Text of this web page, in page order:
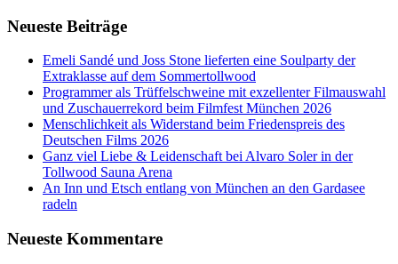
Neueste Beiträge
Emeli Sandé und Joss Stone lieferten eine Soulparty der
Extraklasse auf dem Sommertollwood
Programmer als Trüffelschweine mit exzellenter Filmauswahl
und Zuschauerrekord beim Filmfest München 2026
Menschlichkeit als Widerstand beim Friedenspreis des
Deutschen Films 2026
Ganz viel Liebe & Leidenschaft bei Alvaro Soler in der
Tollwood Sauna Arena
An Inn und Etsch entlang von München an den Gardasee
radeln
Neueste Kommentare